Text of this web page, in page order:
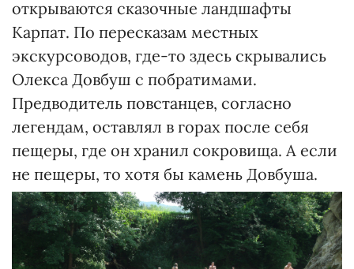
открываются сказочные ландшафты
Карпат. По пересказам местных
экскурсоводов, где-то здесь скрывались
Олекса Довбуш с побратимами.
Предводитель повстанцев, согласно
легендам, оставлял в горах после себя
пещеры, где он хранил сокровища. А если
не пещеры, то хотя бы камень Довбуша.